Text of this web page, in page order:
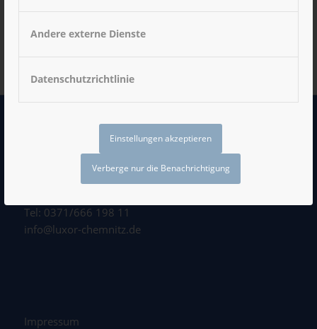
Andere externe Dienste
Datenschutzrichtlinie
Einstellungen akzeptieren
Verberge nur die Benachrichtigung
Kongress- und Veranstaltungszentrum
Tel: 0371/666 198 11
info@luxor-chemnitz.de
Impressum